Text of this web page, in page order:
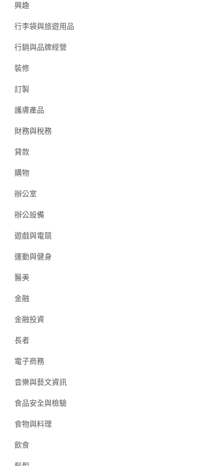
興趣
行李袋與旅遊用品
行銷與品牌經營
裝修
訂製
護膚產品
財務與稅務
貸款
購物
辦公室
辦公設備
遊戲與電競
運動與健身
醫美
金融
金融投資
長者
電子商務
音樂與藝文資訊
食品安全與檢驗
食物與料理
飲食